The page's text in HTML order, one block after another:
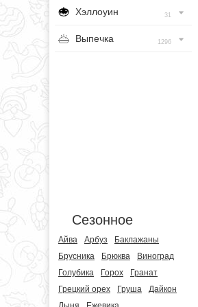
Хэллоуин 31
Выпечка 1296
Сезонное
Айва Арбуз
Баклажаны
Брусника
Брюква
Виноград
Голубика
Горох
Гранат
Грецкий орех
Груша
Дайкон